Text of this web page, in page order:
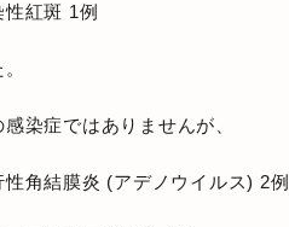
性紅斑 1例
感染症ではありませんが、
性角結膜炎 (アデノウイルス) 2例